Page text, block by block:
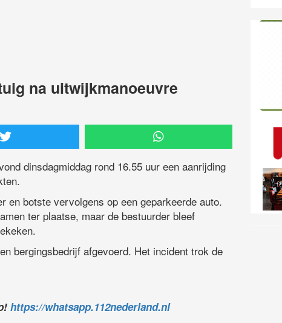
na uitwijkmanoeuvre
dinsdagmiddag rond 16.55 uur een aanrijding
en botste vervolgens op een geparkeerde auto.
ter plaatse, maar de bestuurder bleef
bergingsbedrijf afgevoerd. Het incident trok de
https://whatsapp.112nederland.nl